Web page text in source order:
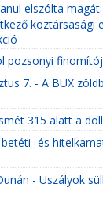
elszólta
köztársasági
pozsonyi
7. - A BUX
315 alatt a
és
- Uszályok